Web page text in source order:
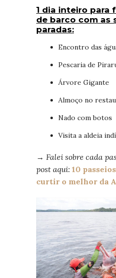
1 dia inteiro para
de barco com as
paradas:
Encontro das
Pescaria de
Árvore Gigante
Almoço no
Nado com botos
Visita a aldeia
→ Falei sobre cada
post aqui: 10
curtir o melhor da